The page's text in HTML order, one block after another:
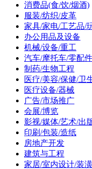
消费品(食/饮/烟酒)
服装/纺织/皮革
家具/家电/工艺品/
办公用品及设备
机械/设备/重工
汽车/摩托车/零配件
制药/生物工程
医疗/美容/保健/卫
医疗设备/器械
广告/市场推广
会展/博览
影视/媒体/艺术/出
印刷/包装/造纸
房地产开发
建筑与工程
家居/室内设计/装潢